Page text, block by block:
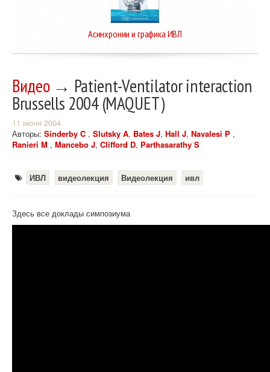
Асинхронии и графика ИВЛ
Видео→ Patient-Ventilator interaction
Brussells 2004 (MAQUET)
11 июня 2004
Авторы: Sinderby C , Slutsky A, Bates J, Hall J, Navalesi P ,
Ranieri M , Mancebo J, Clifford D, Parthasarathy S
ИВЛ видеолекция Видеолекция ивл
Здесь все доклады симпозиума